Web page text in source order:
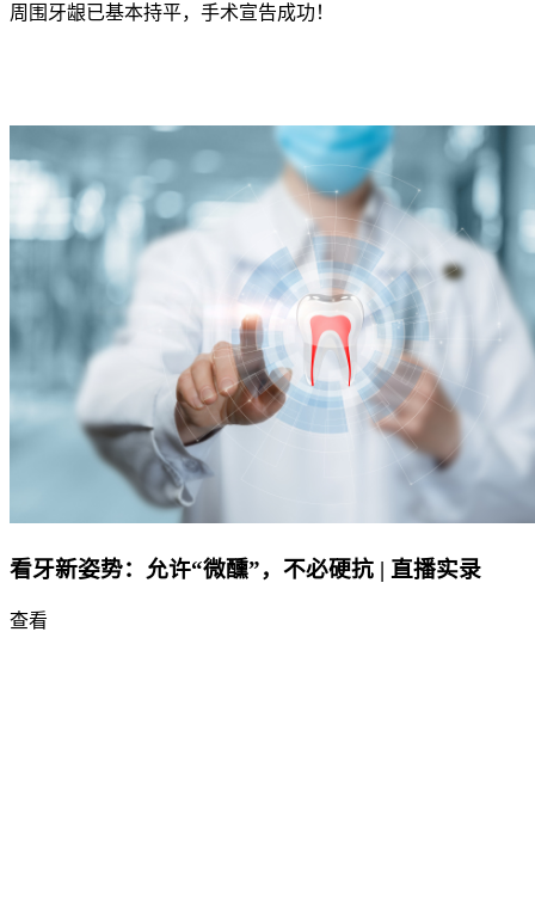
周围牙龈已基本持平，手术宣告成功！
看牙新姿势：允许“微醺”，不必硬抗 | 直播实录
查看